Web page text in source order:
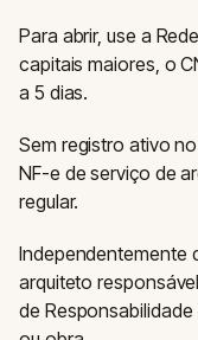
Para abrir, use a
capitais maiores, o
a 5 dias.
Sem registro ativo
NF-e de serviço de
regular.
Independentemente
arquiteto
de